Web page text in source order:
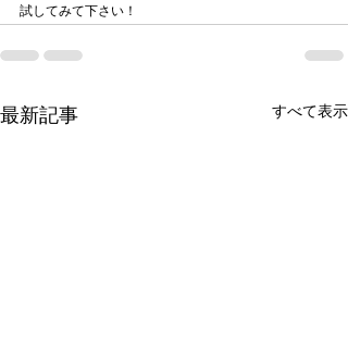
試してみて下さい！
最新記事 すべて表示